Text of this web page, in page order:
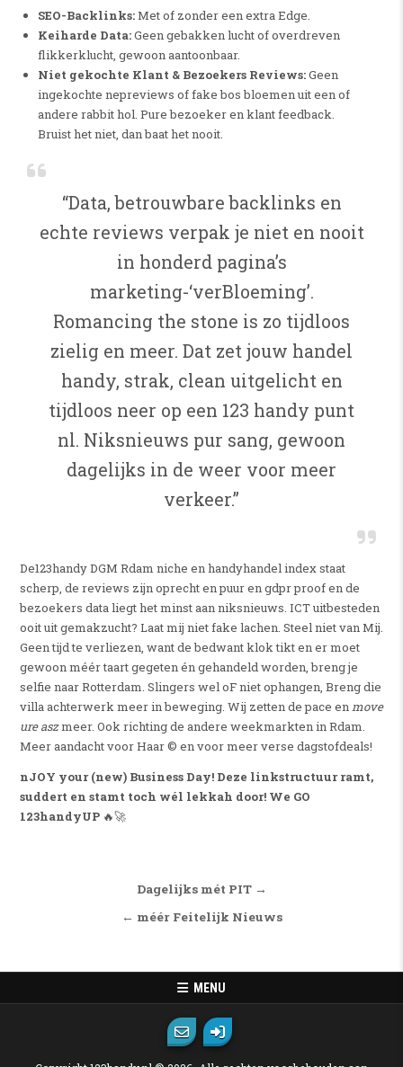
SEO-Backlinks:Met of zonder een extra Edge.
Keiharde Data:Geen gebakken lucht of overdreven
flikkerklucht, gewoon aantoonbaar.
Niet gekochte Klant & Bezoekers Reviews:Geen
ingekochte nepreviews of fake bos bloemen uit een of
andere rabbit hol. Pure bezoeker en klant feedback.
Bruist het niet, dan baat het nooit.
“Data, betrouwbare backlinks en
echte reviews verpak je niet en nooit
in honderd pagina’s
marketing-‘verBloeming’.
Romancing the stone is zo tijdloos
zielig en meer. Dat zet jouw handel
handy, strak, clean uitgelicht en
tijdloos neer op een 123 handy punt
nl. Niksnieuws pur sang, gewoon
dagelijks in de weer voor meer
verkeer.”
De123handy DGM Rdam niche en handyhandel index staat
scherp, de reviews zijn oprecht en puur en gdpr proof en de
bezoekers data liegt het minst aan niksnieuws. ICT uitbesteden
ooit uit gemakzucht? Laat mij niet fake lachen. Steel niet van Mij.
Geen tijd te verliezen, want de bedwant klok tikt en er moet
gewoon méér taart gegeten én gehandeld worden, breng je
selfie naar Rotterdam. Slingers wel oF niet ophangen, Breng die
villa achterwerk meer in beweging. Wij zetten de pace enmove
ure aszmeer. Ook richting de andere weekmarkten in Rdam.
Meer aandacht voor Haar © en voor meer verse dagstofdeals!
nJOY your (new) Business Day! Deze linkstructuur ramt,
suddert en stamt toch wél lekkah door! We GO
123handyUP🔥🚀
Bericht navigatie
Dagelijks mét PIT →
← méér Feitelijk Nieuws
MENU